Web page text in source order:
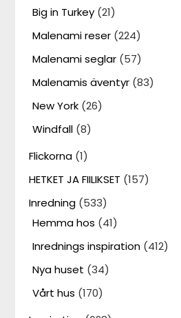
Big in Turkey (21)
Malenami reser (224)
Malenami seglar (57)
Malenamis äventyr (83)
New York (26)
Windfall (8)
Flickorna (1)
HETKET JA FIILIKSET (157)
Inredning (533)
Hemma hos (41)
Inrednings inspiration (412)
Nya huset (34)
Vårt hus (170)